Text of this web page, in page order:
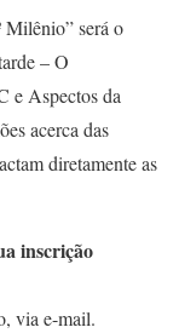
Milênio” será o
– O
e Aspectos da
acerca das
diretamente as
inscrição
via e-mail.